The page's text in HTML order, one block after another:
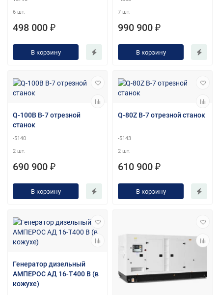
6 шт.
498 000 ₽
В корзину
7 шт.
990 900 ₽
В корзину
Q-100В B-7 отрезной
станок
-5140
2 шт.
690 900 ₽
В корзину
Q-80Z B-7 отрезной станок
-5143
2 шт.
610 900 ₽
В корзину
Генератор дизельный
АМПЕРОС АД 16-Т400 B (в
кожухе)